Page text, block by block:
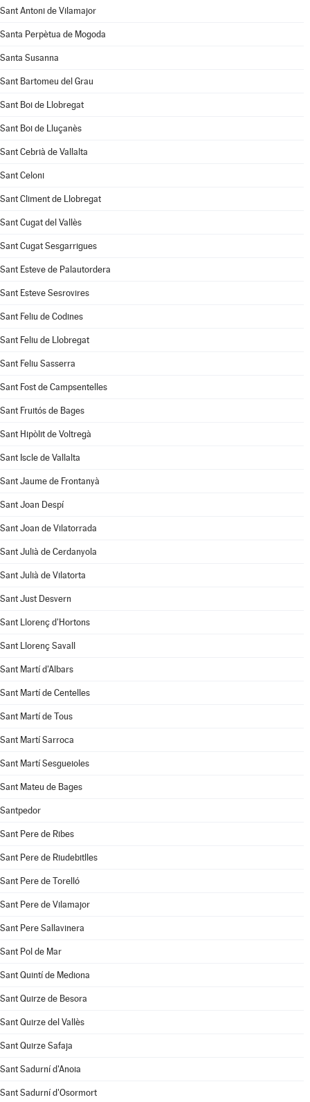
Sant Antoni de Vilamajor
Santa Perpètua de Mogoda
Santa Susanna
Sant Bartomeu del Grau
Sant Boi de Llobregat
Sant Boi de Lluçanès
Sant Cebrià de Vallalta
Sant Celoni
Sant Climent de Llobregat
Sant Cugat del Vallès
Sant Cugat Sesgarrigues
Sant Esteve de Palautordera
Sant Esteve Sesrovires
Sant Feliu de Codines
Sant Feliu de Llobregat
Sant Feliu Sasserra
Sant Fost de Campsentelles
Sant Fruitós de Bages
Sant Hipòlit de Voltregà
Sant Iscle de Vallalta
Sant Jaume de Frontanyà
Sant Joan Despí
Sant Joan de Vilatorrada
Sant Julià de Cerdanyola
Sant Julià de Vilatorta
Sant Just Desvern
Sant Llorenç d'Hortons
Sant Llorenç Savall
Sant Martí d'Albars
Sant Martí de Centelles
Sant Martí de Tous
Sant Martí Sarroca
Sant Martí Sesgueioles
Sant Mateu de Bages
Santpedor
Sant Pere de Ribes
Sant Pere de Riudebitlles
Sant Pere de Torelló
Sant Pere de Vilamajor
Sant Pere Sallavinera
Sant Pol de Mar
Sant Quintí de Mediona
Sant Quirze de Besora
Sant Quirze del Vallès
Sant Quirze Safaja
Sant Sadurní d'Anoia
Sant Sadurní d'Osormort